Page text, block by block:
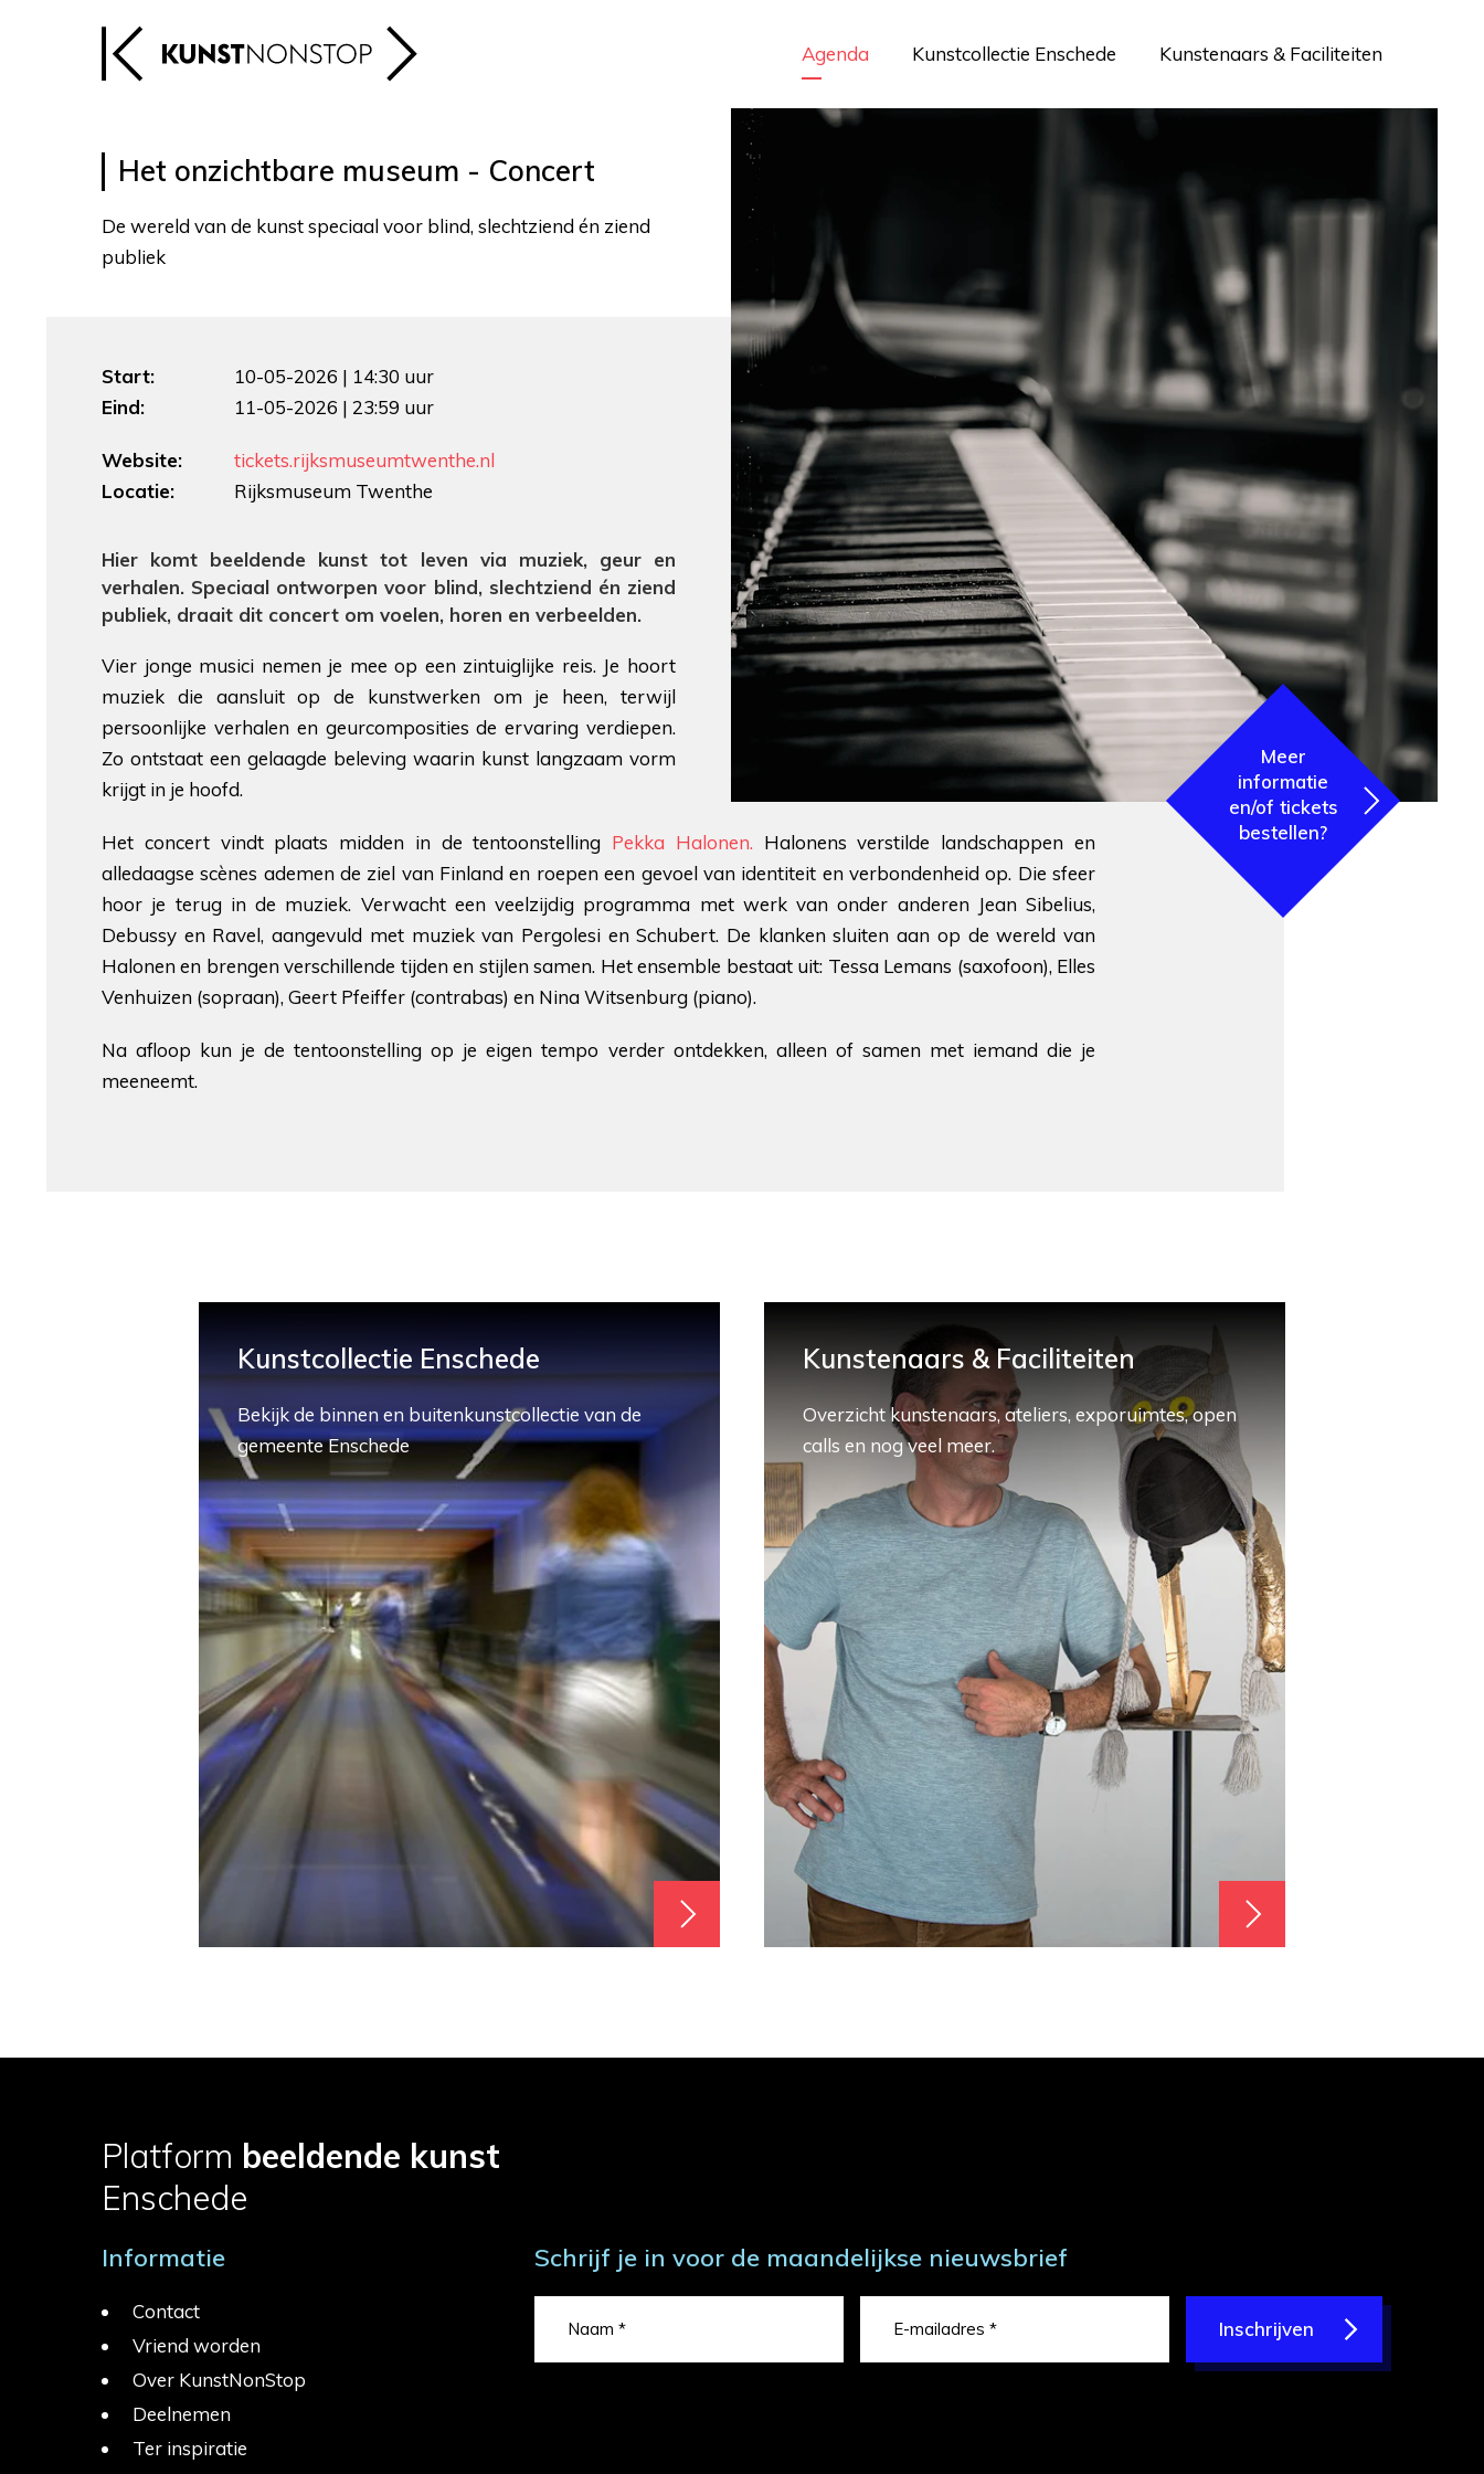
Agenda Kunstcollectie Enschede Kunstenaars & Faciliteiten
Meer
informatie
en/of tickets
bestellen?
Het onzichtbare museum - Concert
De wereld van de kunst speciaal voor blind, slechtziend én ziend
publiek
Start:
10-05-2026 | 14:30 uur
Eind:
11-05-2026 | 23:59 uur
Website:
tickets.rijksmuseumtwenthe.nl
Locatie:
Rijksmuseum Twenthe
Hier komt beeldende kunst tot leven via muziek, geur en
verhalen. Speciaal ontworpen voor blind, slechtziend én ziend
publiek, draait dit concert om voelen, horen en verbeelden.
Vier jonge musici nemen je mee op een zintuiglijke reis. Je hoort
muziek die aansluit op de kunstwerken om je heen, terwijl
persoonlijke verhalen en geurcomposities de ervaring verdiepen.
Zo ontstaat een gelaagde beleving waarin kunst langzaam vorm
krijgt in je hoofd.
Het concert vindt plaats midden in de tentoonstelling Pekka Halonen. Halonens verstilde landschappen en
alledaagse scènes ademen de ziel van Finland en roepen een gevoel van identiteit en verbondenheid op. Die sfeer
hoor je terug in de muziek. Verwacht een veelzijdig programma met werk van onder anderen Jean Sibelius,
Debussy en Ravel, aangevuld met muziek van Pergolesi en Schubert. De klanken sluiten aan op de wereld van
Halonen en brengen verschillende tijden en stijlen samen. Het ensemble bestaat uit: Tessa Lemans (saxofoon), Elles
Venhuizen (sopraan), Geert Pfeiffer (contrabas) en Nina Witsenburg (piano).
Na afloop kun je de tentoonstelling op je eigen tempo verder ontdekken, alleen of samen met iemand die je
meeneemt.
Kunstcollectie Enschede
Bekijk de binnen en buitenkunstcollectie van de
gemeente Enschede
Kunstenaars & Faciliteiten
Overzicht kunstenaars, ateliers, exporuimtes, open
calls en nog veel meer.
Platform beeldende kunst
Enschede
Informatie
Contact
Vriend worden
Over KunstNonStop
Deelnemen
Ter inspiratie
Schrijf je in voor de maandelijkse nieuwsbrief
Inschrijven